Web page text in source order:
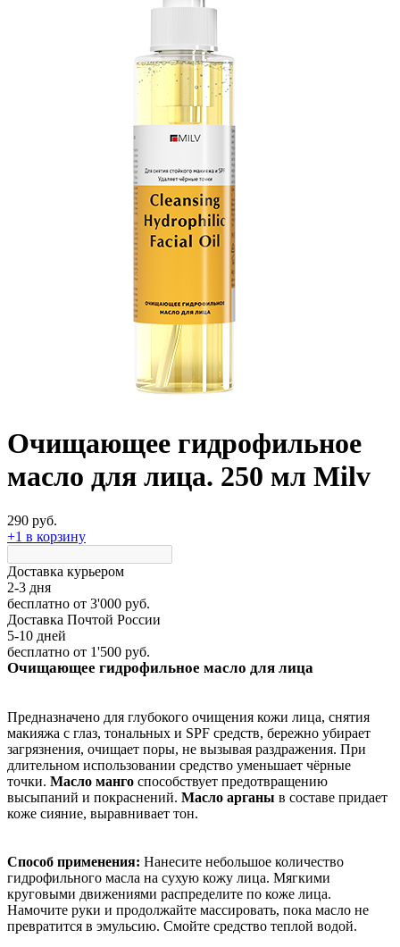
Очищающее гидрофильное
масло для лица. 250 мл Milv
290 руб.
+1 в корзину
Доставка курьером
2-3 дня
бесплатно от 3'000 руб.
Доставка Почтой России
5-10 дней
бесплатно от 1'500 руб.
Очищающее гидрофильное масло для лица
Предназначено для глубокого очищения кожи лица, снятия
макияжа с глаз, тональных и SPF средств, бережно убирает
загрязнения, очищает поры, не вызывая раздражения. При
длительном использовании средство уменьшает чёрные
точки. Масло манго способствует предотвращению
высыпаний и покраснений. Масло арганы в составе придает
коже сияние, выравнивает тон.
Способ применения: Нанесите небольшое количество
гидрофильного масла на сухую кожу лица. Мягкими
круговыми движениями распределите по коже лица.
Намочите руки и продолжайте массировать, пока масло не
превратится в эмульсию. Смойте средство теплой водой.